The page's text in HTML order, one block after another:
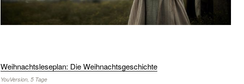
Weihnachtsleseplan: Die Weihnachtsgeschichte
YouVersion, 5 Tage